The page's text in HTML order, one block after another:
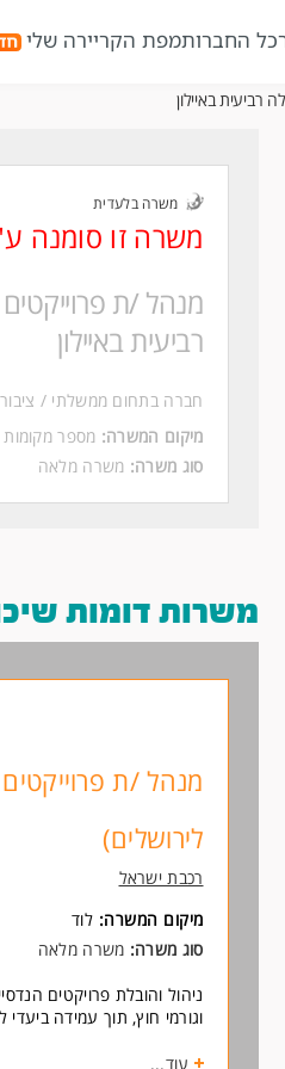
כל החברותמפת הקריירה שלי
רביעית באיילון
משרה בלעדית
משרה זו סומנה
מנהל /ת
רביעית באיילון
חברה בתחום ממשלתי /
מיקום המשרה: מספר מקומות
סוג משרה: משרה מלאה
משרות דומות
מנהל /ת
לירושלים)
רכבת ישראל
מיקום המשרה: לוד
סוג משרה: משרה מלאה
ניהול והובלת פרויקטים
וגורמי חוץ, תוך עמידה ביעדי
דרישות:
עוד...